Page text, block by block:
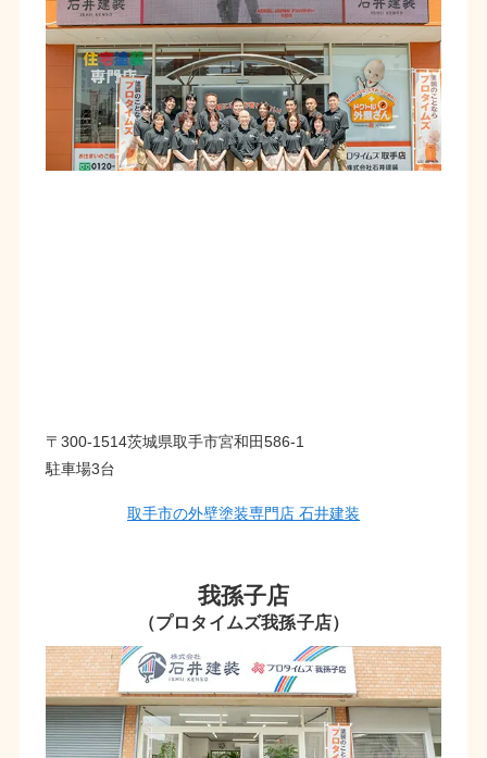
〒300-1514茨城県取手市宮和田586-1
駐車場3台
取手市の外壁塗装専門店 石井建装
我孫子店
（プロタイムズ我孫子店）